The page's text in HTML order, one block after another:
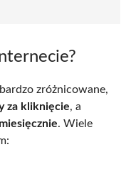
zróżnicowane,
za kliknięcie, a
. Wiele